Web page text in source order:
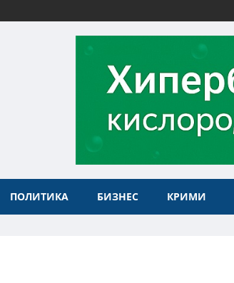
ПОЛИТИКА БИЗНЕС КРИМИ